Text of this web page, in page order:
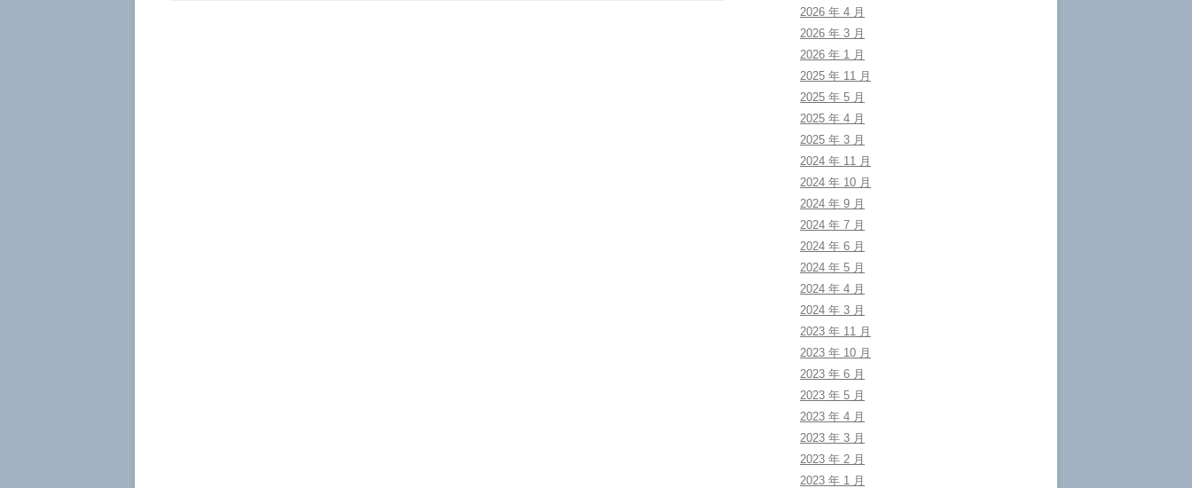
2026 年 4 月
2026 年 3 月
2026 年 1 月
2025 年 11 月
2025 年 5 月
2025 年 4 月
2025 年 3 月
2024 年 11 月
2024 年 10 月
2024 年 9 月
2024 年 7 月
2024 年 6 月
2024 年 5 月
2024 年 4 月
2024 年 3 月
2023 年 11 月
2023 年 10 月
2023 年 6 月
2023 年 5 月
2023 年 4 月
2023 年 3 月
2023 年 2 月
2023 年 1 月